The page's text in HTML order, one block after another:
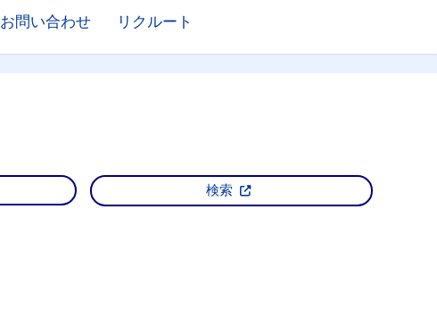
お問い合わせ リクルート
検索